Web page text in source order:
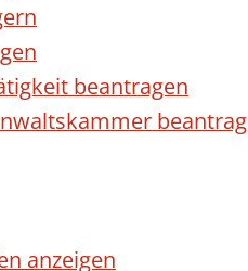
beantragen
anzeigen